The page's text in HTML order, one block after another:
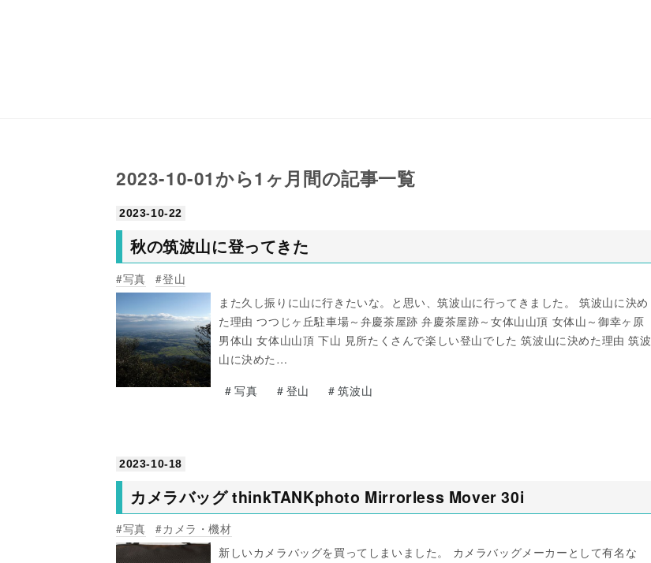
2023-10-01から1ヶ月間の記事一覧
2023-10-22
秋の筑波山に登ってきた
写真 登山
また久し振りに山に行きたいな。と思い、筑波山に行ってきました。 筑波山に決め
た理由 つつじヶ丘駐車場～弁慶茶屋跡 弁慶茶屋跡～女体山山頂 女体山～御幸ヶ原
男体山 女体山山頂 下山 見所たくさんで楽しい登山でした 筑波山に決めた理由 筑波
山に決めた…
# 写真 # 登山 # 筑波山
2023-10-18
カメラバッグ thinkTANKphoto Mirrorless Mover 30i
写真 カメラ・機材
新しいカメラバッグを買ってしまいました。 カメラバッグメーカーとして有名な